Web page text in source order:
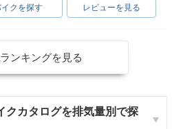
クを探す レビューを見る
ンキングを見る
クカタログを排気量別で探